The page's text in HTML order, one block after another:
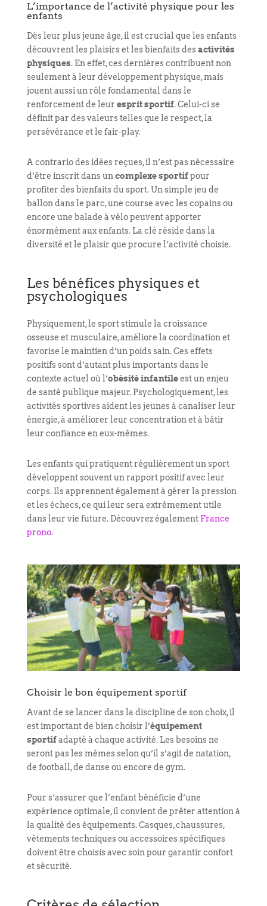
L’importance de l’activité physique pour les
enfants
Dès leur plus jeune âge, il est crucial que les enfants
découvrent les plaisirs et les bienfaits desactivités
physiques. En effet, ces dernières contribuent non
seulement à leur développement physique, mais
jouent aussi un rôle fondamental dans le
renforcement de leur esprit sportif. Celui-ci se
définit par des valeurs telles que le respect, la
persévérance et le fair-play.
A contrario des idées reçues, il n’est pas nécessaire
d’être inscrit dans un complexe sportifpour
profiter des bienfaits du sport. Un simple jeu de
ballon dans le parc, une course avec les copains ou
encore une balade à vélo peuvent apporter
énormément aux enfants. La clé réside dans la
diversité et le plaisir que procure l’activité choisie.
Les bénéfices physiques et
psychologiques
Physiquement, le sport stimule la croissance
osseuse et musculaire, améliore la coordination et
favorise le maintien d’un poids sain. Ces effets
positifs sont d’autant plus importants dans le
contexte actuel où l’obésité infantileest un enjeu
de santé publique majeur. Psychologiquement, les
activités sportives aident les jeunes à canaliser leur
énergie, à améliorer leur concentration et à bâtir
leur confiance en eux-mêmes.
Les enfants qui pratiquent régulièrement un sport
développent souvent un rapport positif avec leur
corps. Ils apprennent également à gérer la pression
et les échecs, ce qui leur sera extrêmement utile
dans leur vie future. Découvrez également France
prono.
Choisir le bon équipement sportif
Avant de se lancer dans la discipline de son choix, il
est important de bien choisir l’équipement
sportifadapté à chaque activité. Les besoins ne
seront pas les mêmes selon qu’il s’agit de natation,
de football, de danse ou encore de gym.
Pour s’assurer que l’enfant bénéficie d’une
expérience optimale, il convient de prêter attention à
la qualité des équipements. Casques, chaussures,
vêtements techniques ou accessoires spécifiques
doivent être choisis avec soin pour garantir confort
et sécurité.